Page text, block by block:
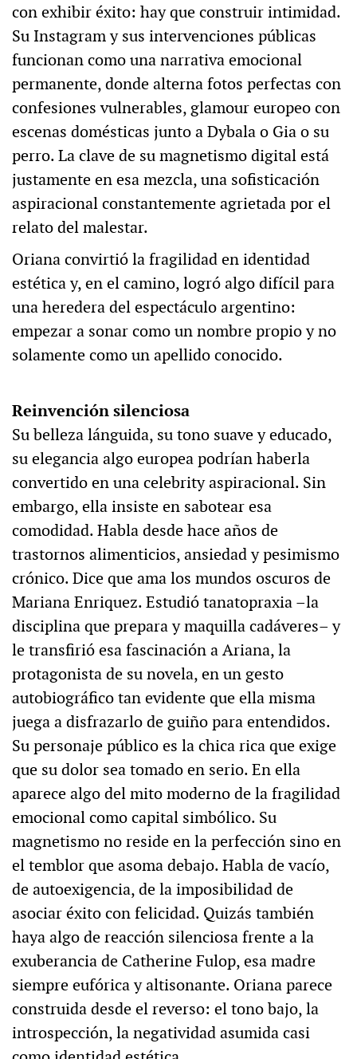
con exhibir éxito: hay que construir intimidad.
Su Instagram y sus intervenciones públicas
funcionan como una narrativa emocional
permanente, donde alterna fotos perfectas con
confesiones vulnerables, glamour europeo con
escenas domésticas junto a Dybala o Gia o su
perro. La clave de su magnetismo digital está
justamente en esa mezcla, una sofisticación
aspiracional constantemente agrietada por el
relato del malestar.
Oriana convirtió la fragilidad en identidad
estética y, en el camino, logró algo difícil para
una heredera del espectáculo argentino:
empezar a sonar como un nombre propio y no
solamente como un apellido conocido.
Reinvención silenciosa
Su belleza lánguida, su tono suave y educado,
su elegancia algo europea podrían haberla
convertido en una celebrity aspiracional. Sin
embargo, ella insiste en sabotear esa
comodidad. Habla desde hace años de
trastornos alimenticios, ansiedad y pesimismo
crónico. Dice que ama los mundos oscuros de
Mariana Enriquez. Estudió tanatopraxia –la
disciplina que prepara y maquilla cadáveres– y
le transfirió esa fascinación a Ariana, la
protagonista de su novela, en un gesto
autobiográfico tan evidente que ella misma
juega a disfrazarlo de guiño para entendidos.
Su personaje público es la chica rica que exige
que su dolor sea tomado en serio. En ella
aparece algo del mito moderno de la fragilidad
emocional como capital simbólico. Su
magnetismo no reside en la perfección sino en
el temblor que asoma debajo. Habla de vacío,
de autoexigencia, de la imposibilidad de
asociar éxito con felicidad. Quizás también
haya algo de reacción silenciosa frente a la
exuberancia de Catherine Fulop, esa madre
siempre eufórica y altisonante. Oriana parece
construida desde el reverso: el tono bajo, la
introspección, la negatividad asumida casi